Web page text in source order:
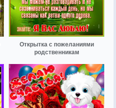
Открытка с пожеланиями
родственникам